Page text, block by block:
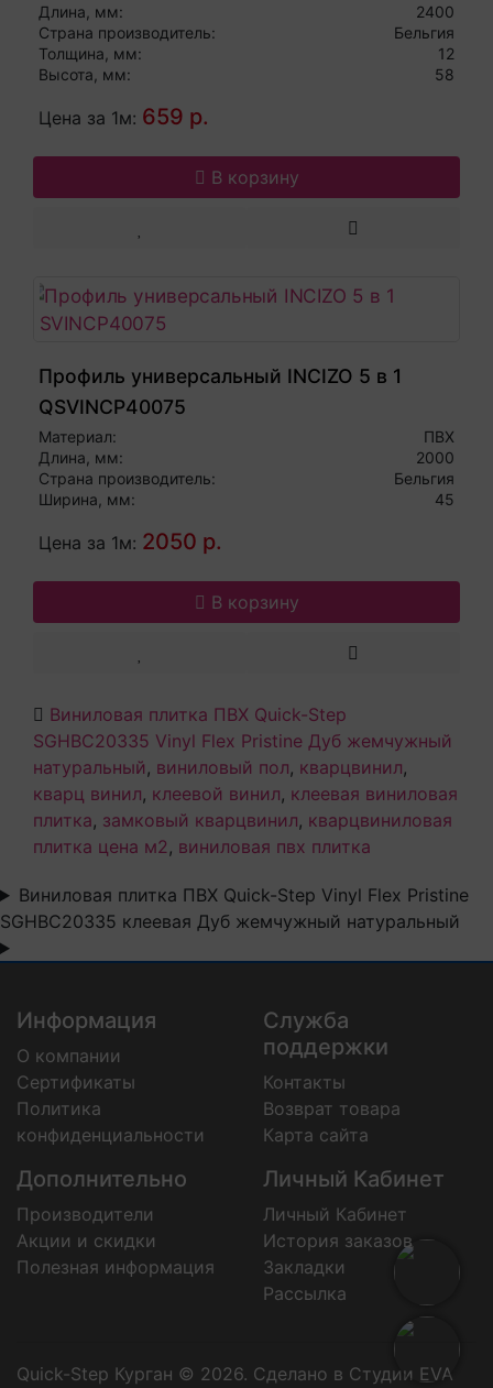
Длина, мм:
2400
Страна производитель:
Бельгия
Толщина, мм:
12
Высота, мм:
58
Цена за 1м: 659 р.
В корзину
Профиль универсальный INCIZO 5 в 1
QSVINCP40075
Материал:
ПВХ
Длина, мм:
2000
Страна производитель:
Бельгия
Ширина, мм:
45
Цена за 1м: 2050 р.
В корзину
Виниловая плитка ПВХ Quick-Step
SGHBC20335 Vinyl Flex Pristine Дуб жемчужный
натуральный , виниловый пол, кварцвинил,
кварц винил, клеевой винил, клеевая виниловая
плитка, замковый кварцвинил, кварцвиниловая
плитка цена м2 , виниловая пвх плитка
Виниловая плитка ПВХ Quick-Step Vinyl Flex Pristine
SGHBC20335 клеевая Дуб жемчужный натуральный
Информация
О компании
Сертификаты
Политика
конфиденциальности
Служба
поддержки
Контакты
Возврат товара
Карта сайта
Дополнительно
Производители
Акции и скидки
Полезная информация
Личный Кабинет
Личный Кабинет
История заказов
Закладки
Рассылка
Quick-Step Курган © 2026. Сделано в Студии EVA